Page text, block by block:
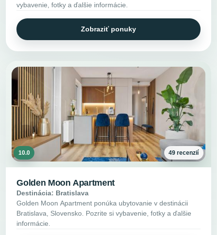
vybavenie, fotky a ďalšie informácie.
Zobraziť ponuky
10.0 49 recenzií
Golden Moon Apartment
Destinácia: Bratislava
Golden Moon Apartment ponúka ubytovanie v destinácii
Bratislava, Slovensko. Pozrite si vybavenie, fotky a ďalšie
informácie.